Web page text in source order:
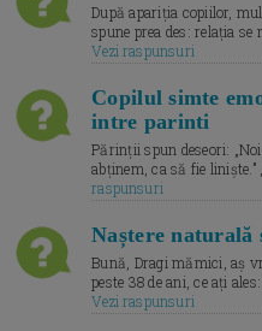
După apariția copiilor,
spune prea des: relația
Vezi raspunsuri
Copilul simte
intre parinti
Părinții spun deseori:
abținem, ca să fie
raspunsuri
Naștere naturală
Bună, Dragi mămici, aș
peste 38 de ani, ce ați
Vezi raspunsuri